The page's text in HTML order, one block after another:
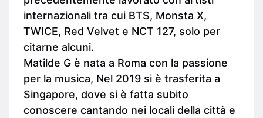
internazionali tra cui BTS, Monsta X,
TWICE, Red Velvet e NCT 127, solo per
citarne alcuni.
Matilde G è nata a Roma con la passione
per la musica, Nel 2019 si è trasferita a
Singapore, dove si è fatta subito
conoscere cantando nei locali della città e